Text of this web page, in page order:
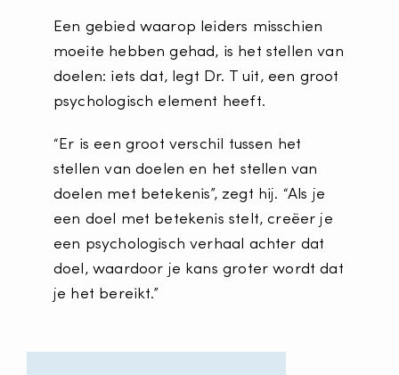
Een gebied waarop leiders misschien
moeite hebben gehad, is het stellen van
doelen: iets dat, legt Dr. T uit, een groot
psychologisch element heeft.
“Er is een groot verschil tussen het
stellen van doelen en het stellen van
doelen met betekenis”, zegt hij. “Als je
een doel met betekenis stelt, creëer je
een psychologisch verhaal achter dat
doel, waardoor je kans groter wordt dat
je het bereikt.”